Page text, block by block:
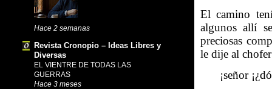
El camino
algunos allí
preciosas
le dije al
¡señor
Hace 2 semanas
Revista Cronopio – Ideas Libres y
Diversas
EL VIENTRE DE TODAS LAS
GUERRAS
Hace 3 meses